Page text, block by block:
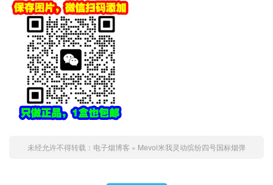
未经允许不得转载： 电子烟博客 » Mevol米我灵动缤纷四号国标烟弹